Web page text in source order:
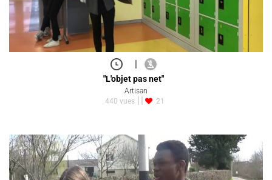
|
"L'objet pas net"
Artisan
440 vues
21